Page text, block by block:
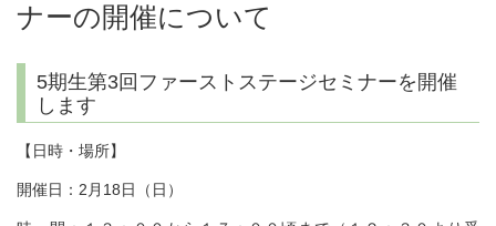
ナーの開催について
5期生第3回ファーストステージセミナーを開催
します
【日時・場所】
開催日：2月18日（日）